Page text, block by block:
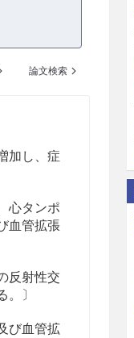
論文検索
加し、症
心タンポ
血管拡張
反射性交
〕
び血管拡